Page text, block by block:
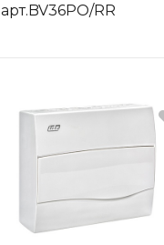
арт.BV36PO/RR